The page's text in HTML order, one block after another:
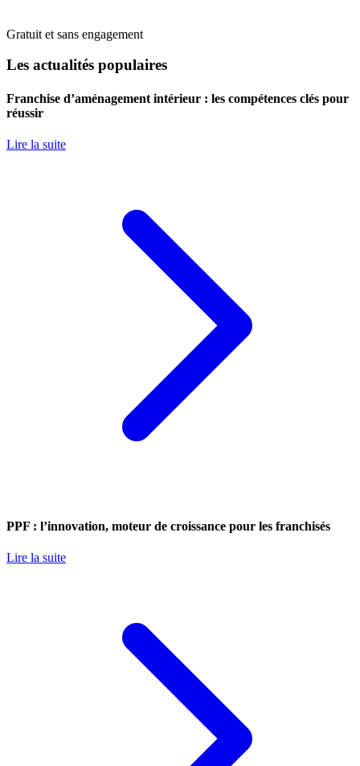
Gratuit et sans engagement
Les actualités populaires
Franchise d’aménagement intérieur : les compétences clés pour
réussir
Lire la suite
PPF : l’innovation, moteur de croissance pour les franchisés
Lire la suite